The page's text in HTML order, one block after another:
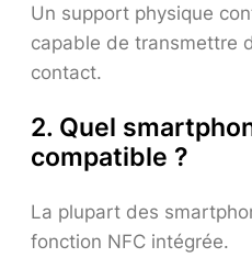
Un support physique
capable de transmettre
contact.
2. Quel
compatible ?
La plupart des
fonction NFC intégrée.